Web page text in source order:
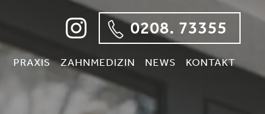
0208. 73355
PRAXIS ZAHNMEDIZIN NEWS KONTAKT